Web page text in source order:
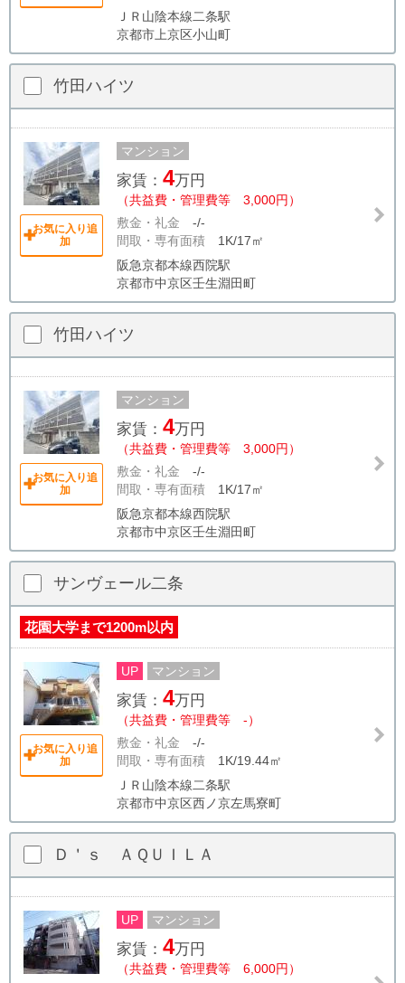
ＪＲ山陰本線二条駅
京都市上京区小山町
竹田ハイツ
お気に入り追
加
マンション
家賃： 4万円
（共益費・管理費等 3,000円）
敷金・礼金 -/-
間取・専有面積 1K/17㎡
阪急京都本線西院駅
京都市中京区壬生淵田町
竹田ハイツ
お気に入り追
加
マンション
家賃： 4万円
（共益費・管理費等 3,000円）
敷金・礼金 -/-
間取・専有面積 1K/17㎡
阪急京都本線西院駅
京都市中京区壬生淵田町
サンヴェール二条
花園大学まで1200m以内
お気に入り追
加
UP マンション
家賃： 4万円
（共益費・管理費等 -）
敷金・礼金 -/-
間取・専有面積 1K/19.44㎡
ＪＲ山陰本線二条駅
京都市中京区西ノ京左馬寮町
Ｄ＇ｓ ＡＱＵＩＬＡ
UP マンション
家賃： 4万円
（共益費・管理費等 6,000円）